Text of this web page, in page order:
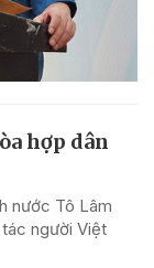
hợp dân
nước Tô Lâm
người Việt